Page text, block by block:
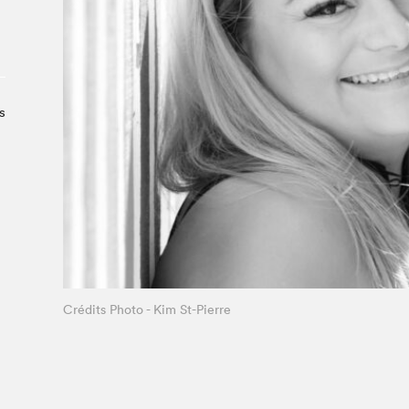
À propos du Salon
Liste des exposant·e·s
Liste des auteur·rice·s
Crédits Photo - Kim St-Pierre